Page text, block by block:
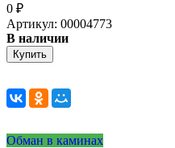
0 ₽
Артикул: 00004773
В наличии
Купить
Обман в каминах